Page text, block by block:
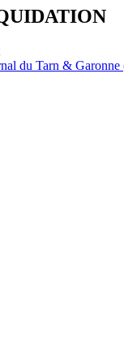
du Tarn & Garonne